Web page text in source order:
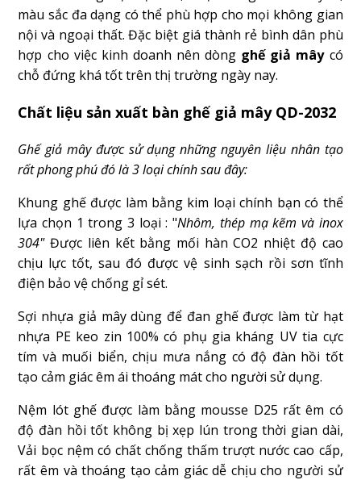
màu sắc đa dạng có thể phù hợp cho mọi không gian
nội và ngoại thất. Đặc biệt giá thành rẻ bình dân phù
hợp cho việc kinh doanh nên dòng ghế giả mâycó
chỗ đứng khá tốt trên thị trường ngày nay.
Chất liệu sản xuất bàn ghế giả mây QD-2032
Ghế giả mây được sử dụng những nguyên liệu nhân tạo
rất phong phú đó là 3 loại chính sau đây:
Khung ghế được làm bằng kim loại chính bạn có thể
lựa chọn 1 trong 3 loại : "Nhôm, thép mạ kẽm và inox
304"Được liên kết bằng mối hàn CO2 nhiệt độ cao
chịu lực tốt, sau đó được vệ sinh sạch rồi sơn tĩnh
điện bảo vệ chống gỉ sét.
Sợi nhựa giả mây dùng để đan ghế được làm từ hạt
nhựa PE keo zin 100% có phụ gia kháng UV tia cực
tím và muối biển, chịu mưa nắng có độ đàn hồi tốt
tạo cảm giác êm ái thoáng mát cho người sử dụng.
Nệm lót ghế được làm bằng mousse D25 rất êm có
độ đàn hồi tốt không bị xẹp lún trong thời gian dài,
Vải bọc nệm có chất chống thấm trượt nước cao cấp,
rất êm và thoáng tạo cảm giác dễ chịu cho người sử